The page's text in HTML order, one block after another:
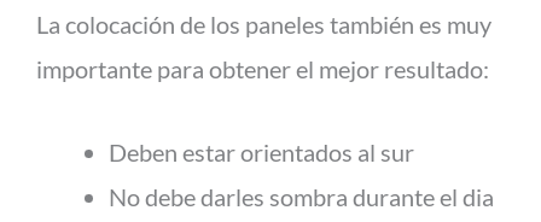
La colocación de los paneles también es muy
importante para obtener el mejor resultado:
Deben estar orientados al sur
No debe darles sombra durante el dia